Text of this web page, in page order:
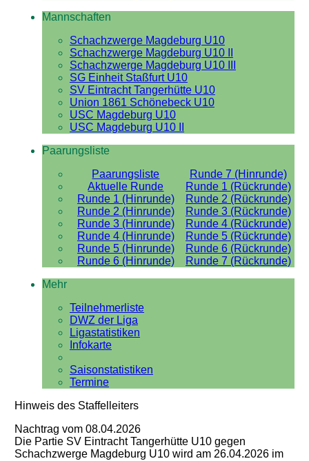
Mannschaften
Schachzwerge Magdeburg U10
Schachzwerge Magdeburg U10 II
Schachzwerge Magdeburg U10 III
SG Einheit Staßfurt U10
SV Eintracht Tangerhütte U10
Union 1861 Schönebeck U10
USC Magdeburg U10
USC Magdeburg U10 II
Paarungsliste
Paarungsliste
Runde 7 (Hinrunde)
Aktuelle Runde
Runde 1 (Rückrunde)
Runde 1 (Hinrunde)
Runde 2 (Rückrunde)
Runde 2 (Hinrunde)
Runde 3 (Rückrunde)
Runde 3 (Hinrunde)
Runde 4 (Rückrunde)
Runde 4 (Hinrunde)
Runde 5 (Rückrunde)
Runde 5 (Hinrunde)
Runde 6 (Rückrunde)
Runde 6 (Hinrunde)
Runde 7 (Rückrunde)
Mehr
Teilnehmerliste
DWZ der Liga
Ligastatistiken
Infokarte
Saisonstatistiken
Termine
Hinweis des Staffelleiters
Nachtrag vom 08.04.2026
Die Partie SV Eintracht Tangerhütte U10 gegen
Schachzwerge Magdeburg U10 wird am 26.04.2026 im